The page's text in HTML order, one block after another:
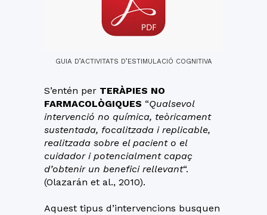
GUIA D’ACTIVITATS D’ESTIMULACIÓ COGNITIVA
S’entén per TERÀPIES NO
FARMACOLÒGIQUES “Qualsevol
intervenció no química, teòricament
sustentada, focalitzada i replicable,
realitzada sobre el pacient o el
cuidador i potencialment capaç
d’obtenir un benefici rellevant“.
(Olazarán et al., 2010).
Aquest tipus d’intervencions busquen